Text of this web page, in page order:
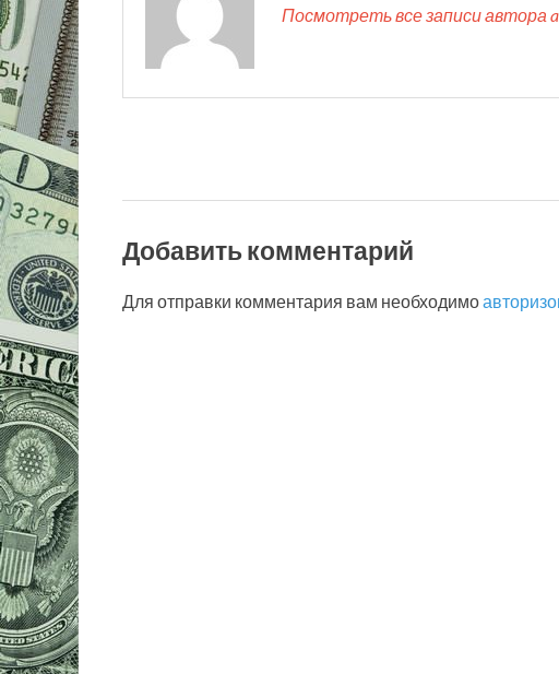
Посмотреть все записи автора
Добавить комментарий
Для отправки комментария вам необходимо